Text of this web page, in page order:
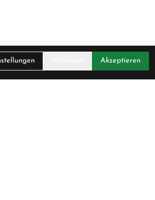
Akzeptieren